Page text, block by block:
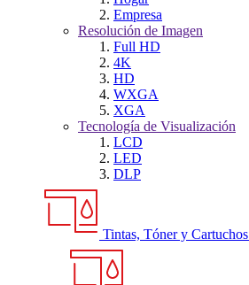
Empresa
Resolución de Imagen
Full HD
4K
HD
WXGA
XGA
Tecnología de Visualización
LCD
LED
DLP
Tintas, Tóner y Cartuchos